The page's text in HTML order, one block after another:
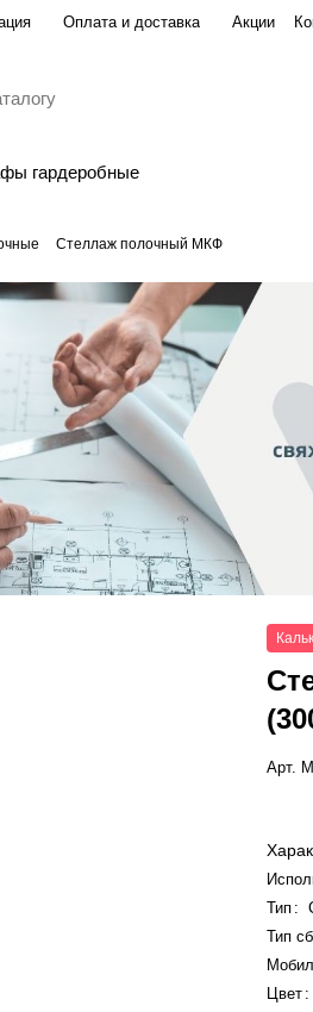
Оплата и доставка Акции
гардеробные
Стеллаж полочный МКФ
Арт.
Тип :
Тип
Цвет :